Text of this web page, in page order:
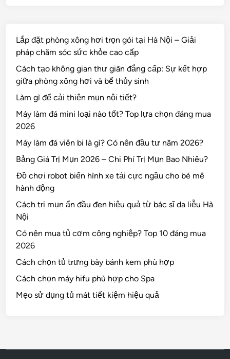
Lắp đặt phòng xông hơi trọn gói tại Hà Nội – Giải
pháp chăm sóc sức khỏe cao cấp
Cách tạo không gian thư giãn đẳng cấp: Sự kết hợp
giữa phòng xông hơi và bể thủy sinh
Làm gì để cải thiện mụn nội tiết?
Máy làm đá mini loại nào tốt? Top lựa chọn đáng mua
2026
Máy làm đá viên bi là gì? Có nên đầu tư năm 2026?
Bảng Giá Trị Mụn 2026 – Chi Phí Trị Mụn Bao Nhiêu?
Đồ chơi robot biến hình xe tải cực ngầu cho bé mê
hành động
Cách trị mụn ẩn đầu đen hiệu quả từ bác sĩ da liễu Hà
Nội
Có nên mua tủ cơm công nghiệp? Top 10 đáng mua
2026
Cách chọn tủ trưng bày bánh kem phù hợp
Cách chọn máy hifu phù hợp cho Spa
Mẹo sử dụng tủ mát tiết kiệm hiệu quả